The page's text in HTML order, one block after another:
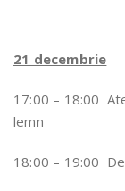
21 decembrie
17:00 – 18:00
lemn
18:00 – 19:00